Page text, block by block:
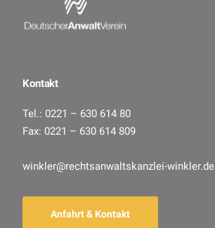
Kontakt
Tel.: 0221 – 630 614 80
Fax: 0221 – 630 614 809
winkler@rechtsanwaltskanzlei-winkler.de
Anfahrt & Kontakt